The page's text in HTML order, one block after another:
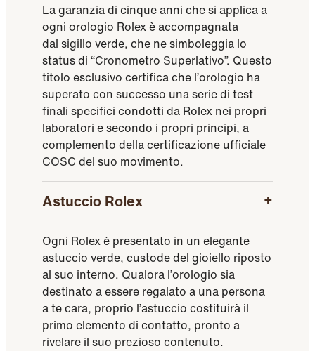
La garanzia di cinque anni che si applica a
ogni orologio Rolex è accompagnata
dal sigillo verde, che ne simboleggia lo
status di “Cronometro Superlativo”. Questo
titolo esclusivo certifica che l’orologio ha
superato con successo una serie di test
finali specifici condotti da Rolex nei propri
laboratori e secondo i propri principi, a
complemento della certificazione ufficiale
COSC del suo movimento.
Astuccio Rolex
Ogni Rolex è presentato in un elegante
astuccio verde, custode del gioiello riposto
al suo interno. Qualora l’orologio sia
destinato a essere regalato a una persona
a te cara, proprio l’astuccio costituirà il
primo elemento di contatto, pronto a
rivelare il suo prezioso contenuto.